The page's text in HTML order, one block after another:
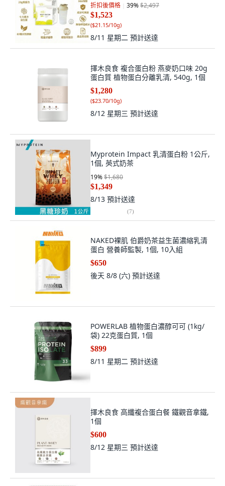
折扣後價格 39%$2,497
$1,523
($21.15/10g)
8/11 星期二 預計送達
擇木良食 複合蛋白粉 燕麥奶口味 20g
蛋白質 植物蛋白分離乳清, 540g, 1個
$1,280
($23.70/10g)
8/12 星期三 預計送達
Myprotein Impact 乳清蛋白粉 1公斤,
1個, 英式奶茶
19%$1,680
$1,349
8/13 預計送達
(7)
NAKED裸肌 伯爵奶茶益生菌濃縮乳清
蛋白 營養師監製, 1個, 10入組
$650
後天 8/8 (六) 預計送達
POWERLAB 植物蛋白濃醇可可 (1kg/
袋) 22克蛋白質, 1個
$899
8/11 星期二 預計送達
擇木良食 高纖複合蛋白餐 鐵觀音拿鐵,
1個
$600
8/12 星期三 預計送達